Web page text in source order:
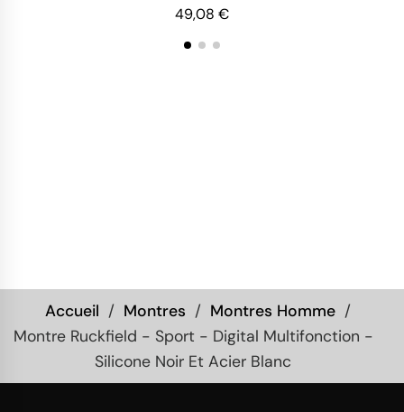
49,08 €
Accueil Montres
Montres Homme
Montre Ruckfield - Sport - Digital Multifonction -
Silicone Noir Et Acier Blanc